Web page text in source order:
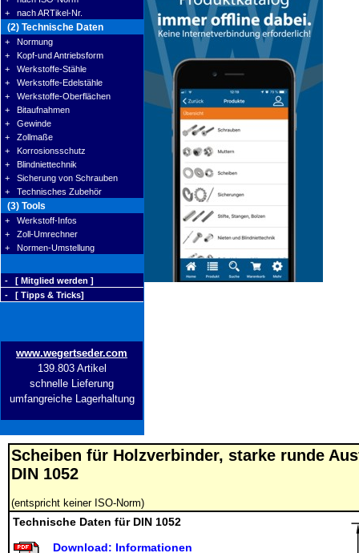
+ nach ARTikel-Nr.
(2) Technische Daten
+ Normung
+ Kopf-und Antriebsform
+ Werkstoffe-Stähle
+ Werkstoffe-Edelstähle
+ Werkstoffe-Oberflächen
+ Bitaufnahmen
+ Gewinde
+ Zollmaße
+ Korrosionsschutz
+ Blindniettechnik
+ Sicherung von Schrauben
+ Technisches Zubehör
(3) Tools
+ Werkstoff-Infos
+ Zoll-Umrechner
+ Normen-Umstellung
- [ Mitglied werden ]
- [ Tipps & Tricks]
www.wegertseder.com
139.803 Artikel
schnelle Lieferung
umfangreiche Lagerhaltung
Scheiben für Holzverbinder, starke runde
DIN 1052
(entspricht keiner ISO-Norm)
Technische Daten für DIN 1052
Download: Informationen